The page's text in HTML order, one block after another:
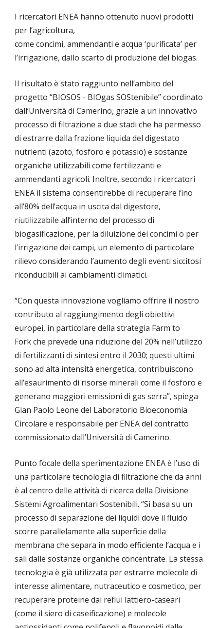
I ricercatori ENEA hanno ottenuto nuovi prodotti
per l’agricoltura,
come concimi, ammendanti e acqua ‘purificata’ per
l’irrigazione, dallo scarto di produzione del biogas.
Il risultato è stato raggiunto nell’ambito del
progetto “BIOSOS - BIOgas SOStenibile” coordinato
dall’Università di Camerino, grazie a un innovativo
processo di filtrazione a due stadi che ha permesso
di estrarre dalla frazione liquida del digestato
nutrienti (azoto, fosforo e potassio) e sostanze
organiche utilizzabili come fertilizzanti e
ammendanti agricoli. Inoltre, secondo i ricercatori
ENEA il sistema consentirebbe di recuperare fino
all’80% dell’acqua in uscita dal digestore,
riutilizzabile all’interno del processo di
biogasificazione, per la diluizione dei concimi o per
l’irrigazione dei campi, un elemento di particolare
rilievo considerando l’aumento degli eventi siccitosi
riconducibili ai cambiamenti climatici.
“Con questa innovazione vogliamo offrire il nostro
contributo al raggiungimento degli obiettivi
europei, in particolare della strategia Farm to
Fork che prevede una riduzione del 20% nell’utilizzo
di fertilizzanti di sintesi entro il 2030; questi ultimi
sono ad alta intensità energetica, contribuiscono
all’esaurimento di risorse minerali come il fosforo e
generano maggiori emissioni di gas serra”, spiega
Gian Paolo Leone del Laboratorio Bioeconomia
Circolare e responsabile per ENEA del contratto
commissionato dall’Università di Camerino.
Punto focale della sperimentazione ENEA è l’uso di
una particolare tecnologia di filtrazione che da anni
è al centro delle attività di ricerca della Divisione
Sistemi Agroalimentari Sostenibili. “Si basa su un
processo di separazione dei liquidi dove il fluido
scorre parallelamente alla superficie della
membrana che separa in modo efficiente l’acqua e i
sali dalle sostanze organiche concentrate. La stessa
tecnologia è già utilizzata per estrarre molecole di
interesse alimentare, nutraceutico e cosmetico, per
recuperare proteine dai reflui lattiero-caseari
(come il siero di caseificazione) e molecole